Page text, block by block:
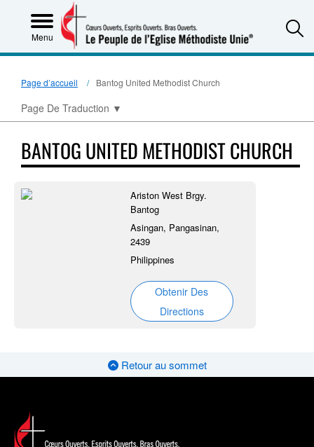
Menu
Page d’accueil Bantog United Methodist Church
Page De Traduction ▼
BANTOG UNITED METHODIST CHURCH
Ariston West Brgy.
Bantog
Asingan, Pangasinan,
2439
Philippines
Obtenir Des
Directions
Retour au sommet